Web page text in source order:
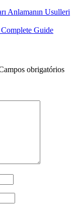
Anlamanın Usulleri
Guide
obrigatórios